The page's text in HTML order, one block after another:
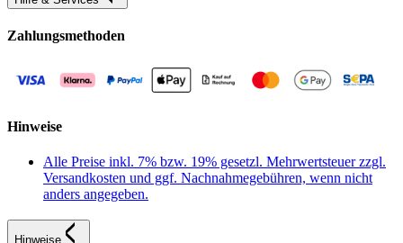
Zahlungsmethoden
Hinweise
Alle Preise inkl. 7% bzw. 19% gesetzl. Mehrwertsteuer zzgl.
Versandkosten und ggf. Nachnahmegebühren, wenn nicht
anders angegeben.
Hinweise